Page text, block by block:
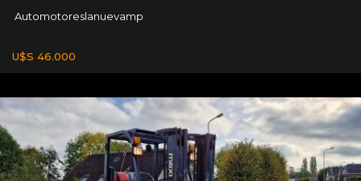
Automotoreslanuevamp
U$S 46.000